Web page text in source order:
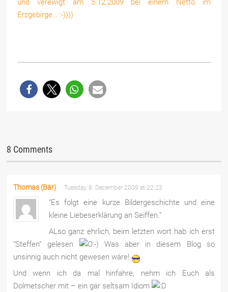
8 Comments
Thomas (Bär) Tuesday, 8. December 2009 at 22:23
“Es folgt eine kurze Bildergeschichte und eine
kleine Liebeserklärung an Seiffen.”
ALso ganz ehrlich, beim letzten wort hab ich erst
“Steffen” gelesen
Was aber in diesem Blog so
unsinnig auch nicht gewesen wäre!
Und wenn ich da mal hinfahre, nehm ich Euch als
Dolmetscher mit – ein gar seltsam Idiom